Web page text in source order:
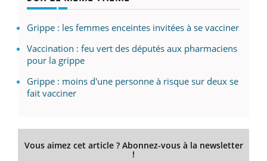
Grippe : les femmes enceintes invitées à se vacciner
Vaccination : feu vert des députés aux pharmaciens
pour la grippe
Grippe : moins d'une personne à risque sur deux se
fait vacciner
Vous aimez cet article ? Abonnez-vous à la newsletter
!